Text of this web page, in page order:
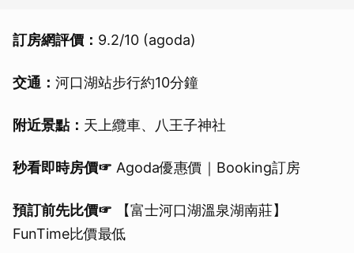
訂房網評價： 9.2/10 (agoda)
交通： 河口湖站步行約10分鐘
附近景點： 天上纜車、八王子神社
秒看即時房價☞ Agoda優惠價｜Booking訂房
預訂前先比價☞ 【富士河口湖溫泉湖南莊】
FunTime比價最低